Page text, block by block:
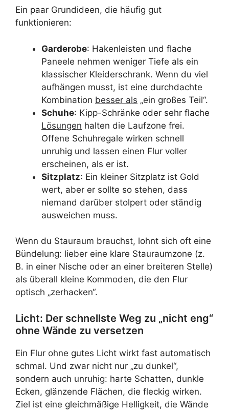
Ein paar Grundideen, die häufig gut
funktionieren:
Garderobe: Hakenleisten und flache
Paneele nehmen weniger Tiefe als ein
klassischer Kleiderschrank. Wenn du viel
aufhängen musst, ist eine durchdachte
Kombination besser als „ein großes Teil“.
Schuhe: Kipp-Schränke oder sehr flache
Lösungen halten die Laufzone frei.
Offene Schuhregale wirken schnell
unruhig und lassen einen Flur voller
erscheinen, als er ist.
Sitzplatz: Ein kleiner Sitzplatz ist Gold
wert, aber er sollte so stehen, dass
niemand darüber stolpert oder ständig
ausweichen muss.
Wenn du Stauraum brauchst, lohnt sich oft eine
Bündelung: lieber eine klare Stauraumzone (z.
B. in einer Nische oder an einer breiteren Stelle)
als überall kleine Kommoden, die den Flur
optisch „zerhacken“.
Licht: Der schnellste Weg zu „nicht eng“
ohne Wände zu versetzen
Ein Flur ohne gutes Licht wirkt fast automatisch
schmal. Und zwar nicht nur „zu dunkel“,
sondern auch unruhig: harte Schatten, dunkle
Ecken, glänzende Flächen, die fleckig wirken.
Ziel ist eine gleichmäßige Helligkeit, die Wände